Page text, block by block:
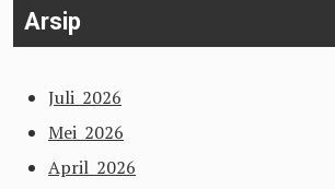
Arsip
Juli 2026
Mei 2026
April 2026